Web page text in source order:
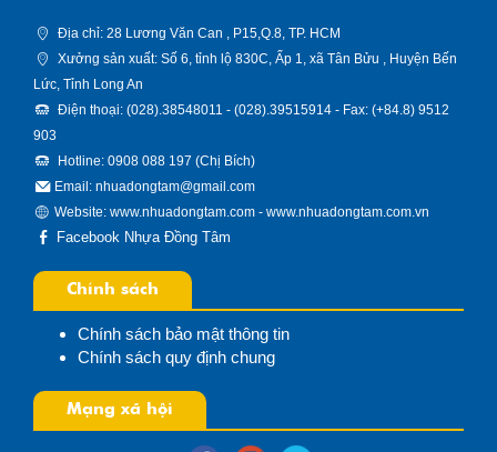
Địa chỉ: 28 Lương Văn Can , P15,Q.8, TP. HCM
Xưởng sản xuất: Số 6, tỉnh lộ 830C, Ấp 1, xã Tân Bửu , Huyện Bến
Lức, Tỉnh Long An
Điện thoại: (028).38548011 - (028).39515914 - Fax: (+84.8) 9512
903
Hotline: 0908 088 197 (Chị Bích)
Email: nhuadongtam@gmail.com
Website:www.nhuadongtam.com -www.nhuadongtam.com.vn
Facebook Nhựa Đồng Tâm
Chính sách
Chính sách bảo mật thông tin
Chính sách quy định chung
Mạng xã hội